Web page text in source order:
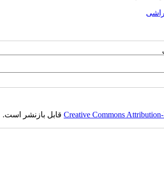
Creative Commonsقابل بازنشر است.